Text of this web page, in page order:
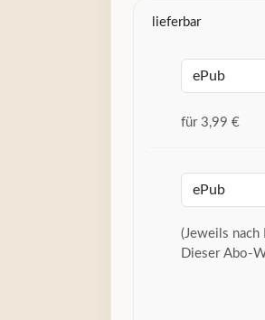
lieferbar
für 3,99 €
(Jeweils
Dieser Abo-